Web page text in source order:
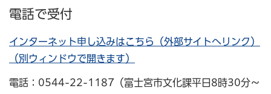
電話で受付
インターネット申し込みはこちら（外部サイトへリンク）
（別ウィンドウで開きます）
電話：0544-22-1187（富士宮市文化課平日8時30分～